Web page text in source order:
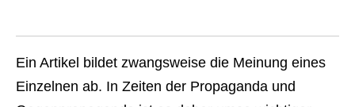
Ein Artikel bildet zwangsweise die Meinung eines
Einzelnen ab. In Zeiten der Propaganda und